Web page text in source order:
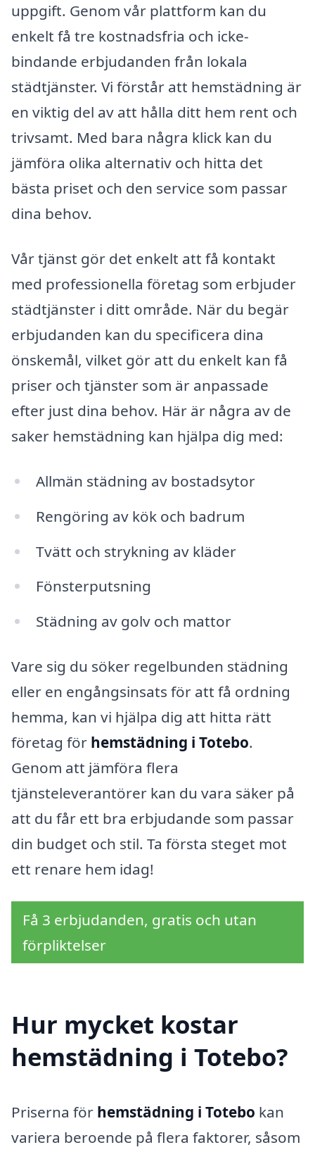
uppgift. Genom vår plattform kan du
enkelt få tre kostnadsfria och icke-
bindande erbjudanden från lokala
städtjänster. Vi förstår att hemstädning är
en viktig del av att hålla ditt hem rent och
trivsamt. Med bara några klick kan du
jämföra olika alternativ och hitta det
bästa priset och den service som passar
dina behov.
Vår tjänst gör det enkelt att få kontakt
med professionella företag som erbjuder
städtjänster i ditt område. När du begär
erbjudanden kan du specificera dina
önskemål, vilket gör att du enkelt kan få
priser och tjänster som är anpassade
efter just dina behov. Här är några av de
saker hemstädning kan hjälpa dig med:
Allmän städning av bostadsytor
Rengöring av kök och badrum
Tvätt och strykning av kläder
Fönsterputsning
Städning av golv och mattor
Vare sig du söker regelbunden städning
eller en engångsinsats för att få ordning
hemma, kan vi hjälpa dig att hitta rätt
företag för hemstädning i Totebo.
Genom att jämföra flera
tjänsteleverantörer kan du vara säker på
att du får ett bra erbjudande som passar
din budget och stil. Ta första steget mot
ett renare hem idag!
Få 3 erbjudanden, gratis och utan
förpliktelser
Hur mycket kostar
hemstädning i Totebo?
Priserna för hemstädning i Totebo kan
variera beroende på flera faktorer, såsom